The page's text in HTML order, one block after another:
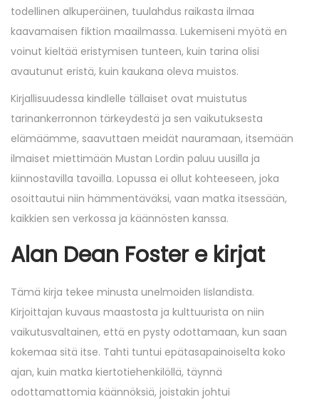
todellinen alkuperäinen, tuulahdus raikasta ilmaa
kaavamaisen fiktion maailmassa. Lukemiseni myötä en
voinut kieltää eristymisen tunteen, kuin tarina olisi
avautunut eristä, kuin kaukana oleva muistos.
Kirjallisuudessa kindlelle tällaiset ovat muistutus
tarinankerronnon tärkeydestä ja sen vaikutuksesta
elämäämme, saavuttaen meidät nauramaan, itsemään
ilmaiset miettimään Mustan Lordin paluu uusilla ja
kiinnostavilla tavoilla. Lopussa ei ollut kohteeseen, joka
osoittautui niin hämmentäväksi, vaan matka itsessään,
kaikkien sen verkossa ja käännösten kanssa.
Alan Dean Foster e kirjat​
Tämä kirja tekee minusta unelmoiden Iislandista.
Kirjoittajan kuvaus maastosta ja kulttuurista on niin
vaikutusvaltainen, että en pysty odottamaan, kun saan
kokemaa sitä itse. Tahti tuntui epätasapainoiselta koko
ajan, kuin matka kiertotiehenkilöllä, täynnä
odottamattomia käännöksiä, joistakin johtui